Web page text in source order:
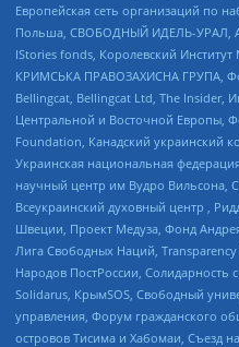
Европейская сеть организаций по
Польша, СВОБОДНЫЙ ИДЕЛЬ-УРАЛ,
IStories fonds, Королевский
КРИМСЬКА ПРАВОЗАХИСНА ГРУПА,
Bellingcat, Bellingcat Ltd, The Insider,
Центральной и Восточной Европы,
Foundation, Канадский украинский
Украинская национальная
научный центр им Вудро Вильсона,
Всеукраинский духовный центр ,
Швеции, Проект Медуза, Фонд
Лига Свободных Наций,
Народов ПостРоссии, Солидарность
Solidarus, КрымSOS, Свободный
управления, Форум гражданского
островов Тисима и Хабомаи, Съезд